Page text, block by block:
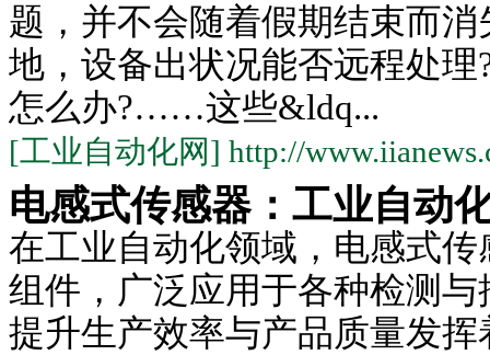
题，并不会随着假期结束而消
地，设备出状况能否远程处理
怎么办?……这些&ldq...
[工业自动化网] http://
电感式传感器：工业自动
在工业自动化领域，电感式
组件，广泛应用于各种检测
提升生产效率与产品质量发